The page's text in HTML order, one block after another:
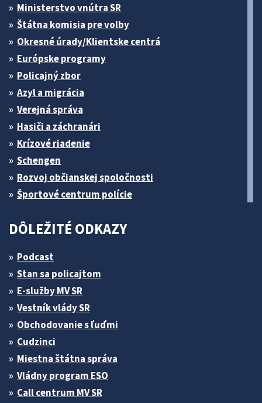
Ministerstvo vnútra SR
Štátna komisia pre volby
Okresné úrady/Klientske centrá
Európske programy
Policajný zbor
Azyl a migrácia
Verejná správa
Hasiči a záchranári
Krízové riadenie
Schengen
Rozvoj občianskej spoločnosti
Športové centrum polície
DÔLEŽITÉ ODKAZY
Podcast
Stan sa policajtom
E-služby MV SR
Vestník vlády SR
Obchodovanie s ľuďmi
Cudzinci
Miestna štátna správa
Vládny program ESO
Call centrum MV SR